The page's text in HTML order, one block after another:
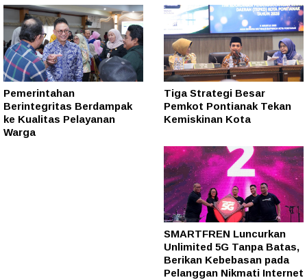
Pemerintahan
Berintegritas Berdampak
ke Kualitas Pelayanan
Warga
Tiga Strategi Besar
Pemkot Pontianak Tekan
Kemiskinan Kota
SMARTFREN Luncurkan
Unlimited 5G Tanpa Batas,
Berikan Kebebasan pada
Pelanggan Nikmati Internet